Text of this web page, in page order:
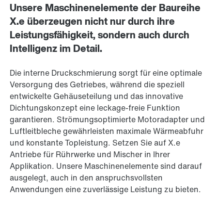
Unsere Maschinenelemente der Baureihe
X.e überzeugen nicht nur durch ihre
Leistungsfähigkeit, sondern auch durch
Intelligenz im Detail.
Die interne Druckschmierung sorgt für eine optimale
Versorgung des Getriebes, während die speziell
entwickelte Gehäuseteilung und das innovative
Dichtungskonzept eine leckage-freie Funktion
garantieren. Strömungsoptimierte Motoradapter und
Luftleitbleche gewährleisten maximale Wärmeabfuhr
und konstante Topleistung. Setzen Sie auf X.e
Antriebe für Rührwerke und Mischer in Ihrer
Applikation. Unsere Maschinenelemente sind darauf
ausgelegt, auch in den anspruchsvollsten
Anwendungen eine zuverlässige Leistung zu bieten.